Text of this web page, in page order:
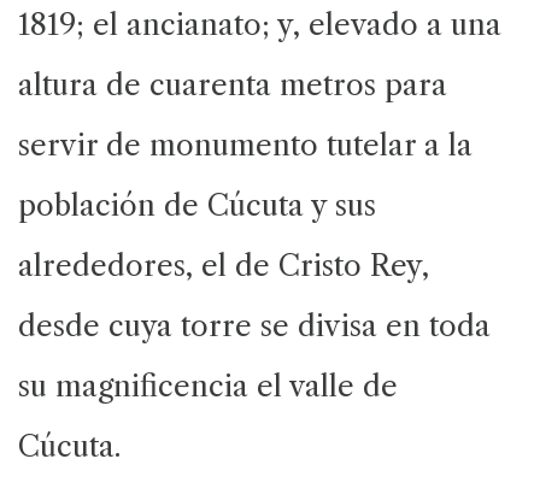
1819; el ancianato; y, elevado a una
altura de cuarenta metros para
servir de monumento tutelar a la
población de Cúcuta y sus
alrededores, el de Cristo Rey,
desde cuya torre se divisa en toda
su magnificencia el valle de
Cúcuta.